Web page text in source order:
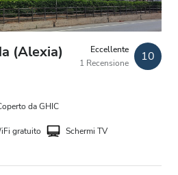
(Alexia)
Eccellente
1 Recensione
10
da GHIC
gratuito
Schermi TV